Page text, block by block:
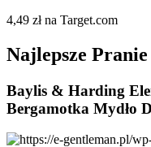
4,49 zł na Target.com
Najlepsze Pranie
Baylis & Harding
Bergamotka Mydło